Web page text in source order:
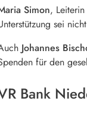
Simon,
sei
Johannes
für den
Bank